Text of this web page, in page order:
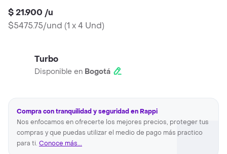
$ 21.900 /u
$5475.75/und (1 x 4 Und)
Turbo
Disponible en Bogotá
Compra con tranquilidad y seguridad en Rappi
Nos enfocamos en ofrecerte los mejores precios, proteger tus
compras y que puedas utilizar el medio de pago más practico
para ti. Conoce más...